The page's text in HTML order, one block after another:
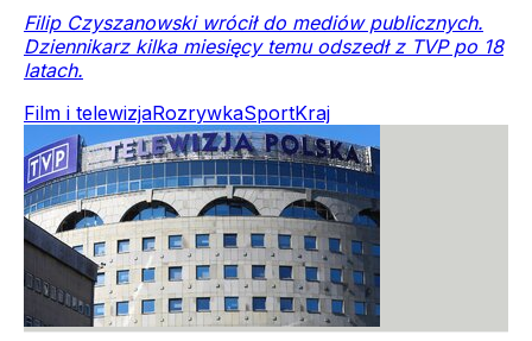
Filip Czyszanowski wrócił do mediów publicznych.
Dziennikarz kilka miesięcy temu odszedł z TVP po 18
latach.
Film i telewizjaRozrywkaSportKraj